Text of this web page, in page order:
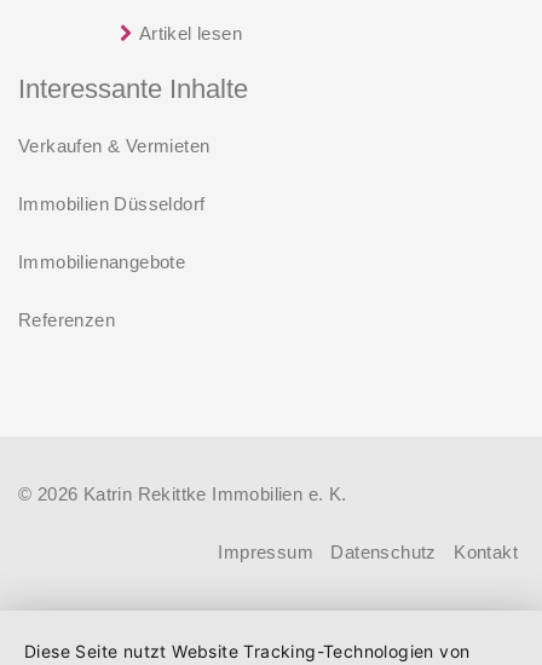
Leistung im Schadenfall kürzen.
Artikel lesen
Interessante Inhalte
Verkaufen & Vermieten
Immobilien Düsseldorf
Immobilienangebote
Referenzen
© 2026 Katrin Rekittke Immobilien e. K.
Impressum Datenschutz Kontakt
Diese Seite nutzt Website Tracking-Technologien von